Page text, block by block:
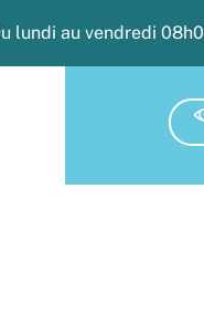
lundi au vendredi